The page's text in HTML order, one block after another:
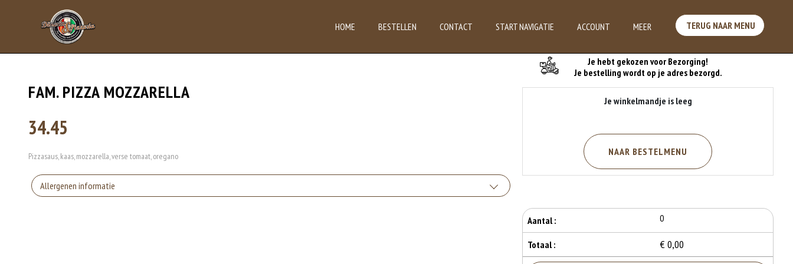
HOME BESTELLEN CONTACT START NAVIGATIE ACCOUNT MEER TERUG NAAR MENU
FAM. PIZZA MOZZARELLA
34.45
Pizzasaus, kaas, mozzarella, verse tomaat, oregano
Allergenen informatie
Je hebt gekozen voor Bezorging!
Je bestelling wordt op je adres bezorgd.
Je winkelmandje is leeg
NAAR BESTELMENU
Aantal : 0
Totaal : € 0,00
Je Bestelling